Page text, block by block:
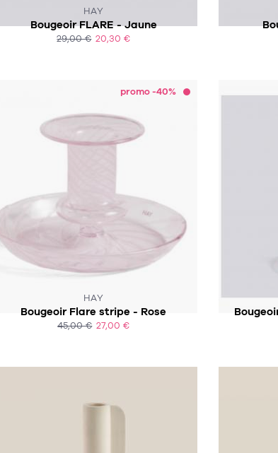
HAY
Bougeoir FLARE - Jaune
29,00 € 20,30 €
promo -40%
HAY
Bougeoir Flare stripe - Rose
45,00 € 27,00 €